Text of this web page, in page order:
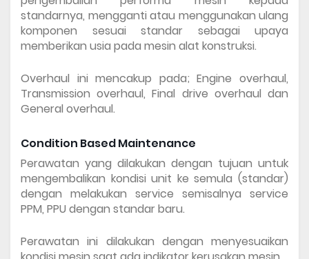
standarnya, mengganti atau menggunakan ulang
komponen sesuai standar sebagai upaya
memberikan usia pada mesin alat konstruksi.
Overhaul ini mencakup pada; Engine overhaul,
Transmission overhaul, Final drive overhaul dan
General overhaul.
Condition Based Maintenance
Perawatan yang dilakukan dengan tujuan untuk
mengembalikan kondisi unit ke semula (standar)
dengan melakukan service semisalnya service
PPM, PPU dengan standar baru.
Perawatan ini dilakukan dengan menyesuaikan